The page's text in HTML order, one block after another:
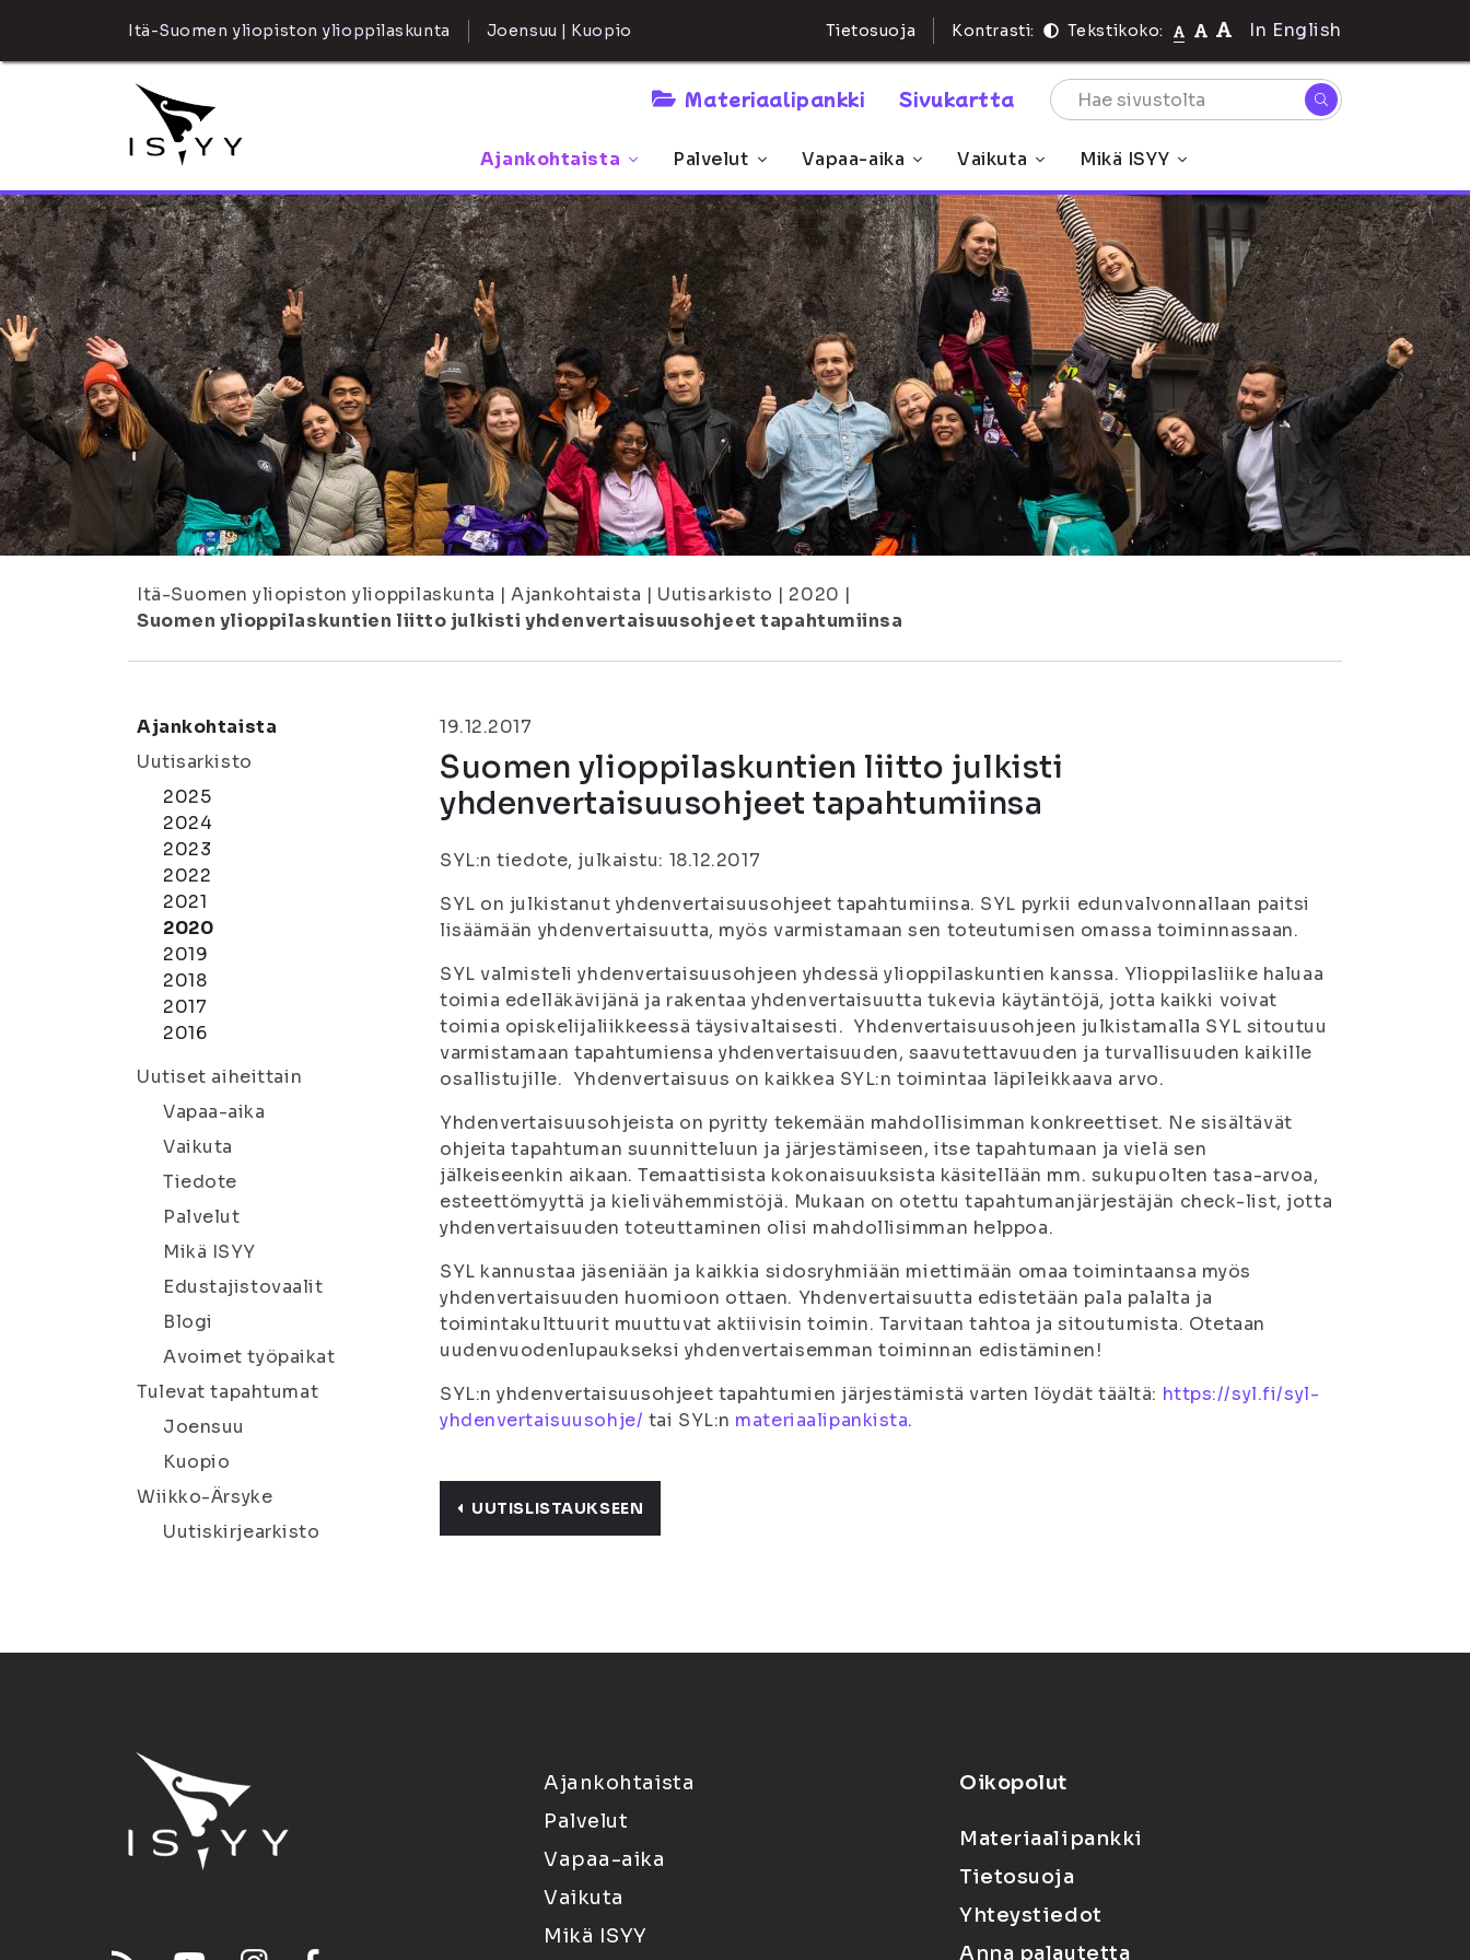
Itä-Suomen yliopiston ylioppilaskunta Joensuu | Kuopio Tietosuoja Kontrasti: Tekstikoko: In English
Materiaalipankki Sivukartta
Ajankohtaista Palvelut Vapaa-aika Vaikuta Mikä ISYY
Itä-Suomen yliopiston ylioppilaskunta | Ajankohtaista | Uutisarkisto | 2020 |
Suomen ylioppilaskuntien liitto julkisti yhdenvertaisuusohjeet tapahtumiinsa
Ajankohtaista
Uutisarkisto
2025
2024
2023
2022
2021
2020
2019
2018
2017
2016
Uutiset aiheittain
Vapaa-aika
Vaikuta
Tiedote
Palvelut
Mikä ISYY
Edustajistovaalit
Blogi
Avoimet työpaikat
Tulevat tapahtumat
Joensuu
Kuopio
Wiikko-Ärsyke
Uutiskirjearkisto
19.12.2017
Suomen ylioppilaskuntien liitto julkisti
yhdenvertaisuusohjeet tapahtumiinsa
SYL:n tiedote, julkaistu: 18.12.2017
SYL on julkistanut yhdenvertaisuusohjeet tapahtumiinsa. SYL pyrkii edunvalvonnallaan paitsi
lisäämään yhdenvertaisuutta, myös varmistamaan sen toteutumisen omassa toiminnassaan.
SYL valmisteli yhdenvertaisuusohjeen yhdessä ylioppilaskuntien kanssa. Ylioppilasliike haluaa
toimia edelläkävijänä ja rakentaa yhdenvertaisuutta tukevia käytäntöjä, jotta kaikki voivat
toimia opiskelijaliikkeessä täysivaltaisesti. Yhdenvertaisuusohjeen julkistamalla SYL sitoutuu
varmistamaan tapahtumiensa yhdenvertaisuuden, saavutettavuuden ja turvallisuuden kaikille
osallistujille. Yhdenvertaisuus on kaikkea SYL:n toimintaa läpileikkaava arvo.
Yhdenvertaisuusohjeista on pyritty tekemään mahdollisimman konkreettiset. Ne sisältävät
ohjeita tapahtuman suunnitteluun ja järjestämiseen, itse tapahtumaan ja vielä sen
jälkeiseenkin aikaan. Temaattisista kokonaisuuksista käsitellään mm. sukupuolten tasa-arvoa,
esteettömyyttä ja kielivähemmistöjä. Mukaan on otettu tapahtumanjärjestäjän check-list, jotta
yhdenvertaisuuden toteuttaminen olisi mahdollisimman helppoa.
SYL kannustaa jäseniään ja kaikkia sidosryhmiään miettimään omaa toimintaansa myös
yhdenvertaisuuden huomioon ottaen. Yhdenvertaisuutta edistetään pala palalta ja
toimintakulttuurit muuttuvat aktiivisin toimin. Tarvitaan tahtoa ja sitoutumista. Otetaan
uudenvuodenlupaukseksi yhdenvertaisemman toiminnan edistäminen!
SYL:n yhdenvertaisuusohjeet tapahtumien järjestämistä varten löydät täältä: https://syl.fi/syl-
yhdenvertaisuusohje/ tai SYL:n materiaalipankista.
UUTISLISTAUKSEEN
Ajankohtaista
Palvelut
Vapaa-aika
Vaikuta
Mikä ISYY
Oikopolut
Materiaalipankki
Tietosuoja
Yhteystiedot
Anna palautetta